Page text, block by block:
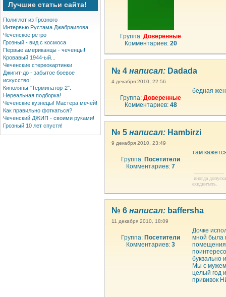
Лучшие статьи сайта!
Полиглот из Грозного
Интервью Рустама Джабраилова
Чеченское ретро
Грозный - вид с космоса
Первые американцы - чеченцы!
Кровавый 1944-ый...
Чеченские стереокартинки
Джигит-до - забытое боевое
искусство!
Киноляпы "Терминатор-2".
Нереальная подборка!
Чеченские кузнецы! Мастера мечей!
Как правильно фоткаться?
Чеченский ДЖИП - своими руками!
Грозный 10 лет спустя!
Группа:Доверенные
Комментариев: 20
№ 4 написал: Dadada
4 декабря 2010, 22:56
Группа:Доверенные
Комментариев: 48
бедная
№ 5 написал: Hambirzi
9 декабря 2010, 23:49
Группа: Посетители
Комментариев:7
там
--------------------
иногда
ехидничать.
№ 6 написал: baffersha
11 декабря 2010, 18:09
Группа: Посетители
Комментариев:3
Дочке
мной была
помещения
буквально
Мы с
целый год
прививок